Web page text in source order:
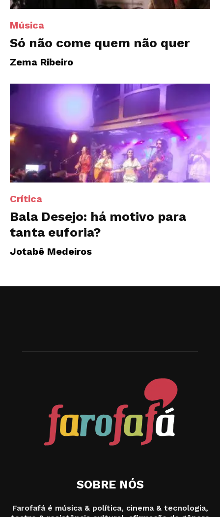
Música
Só não come quem não quer
Zema Ribeiro
Crítica
Bala Desejo: há motivo para
tanta euforia?
Jotabê Medeiros
SOBRE NÓS
Farofafá é música & política, cinema & tecnologia,